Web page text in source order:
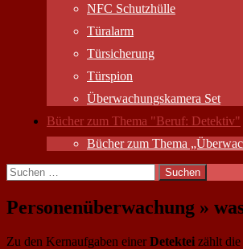
NFC Schutzhülle
Türalarm
Türsicherung
Türspion
Überwachungs­kamera Set
Bücher zum Thema "Beruf: Detektiv"
Bücher zum Thema
Suchen
nach:
Personenüberwachung »
Zu den Kernaufgaben einer Detektei zählt die